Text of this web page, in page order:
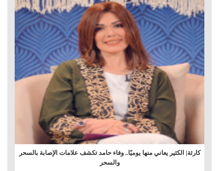
كارثة| الكثير يعاني منها يوميًا.. وفاء حامد تكشف علامات الإصابة بالسحر
والسحر